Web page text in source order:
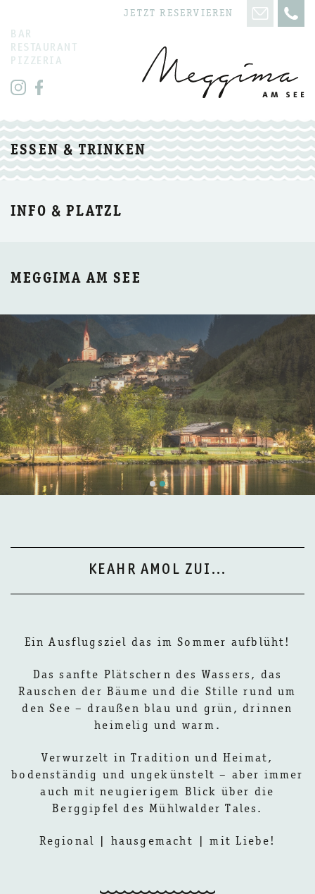
BAR
RESTAURANT
PIZZERIA
JETZT RESERVIEREN
ESSEN & TRINKEN
INFO & PLATZL
MEGGIMA AM SEE
KEAHR AMOL ZUI...
Ein Ausflugsziel das im Sommer aufblüht!
Das sanfte Plätschern des Wassers, das
Rauschen der Bäume und die Stille rund um
den See – draußen blau und grün, drinnen
heimelig und warm.
Verwurzelt in Tradition und Heimat,
bodenständig und ungekünstelt – aber immer
auch mit neugierigem Blick über die
Berggipfel des Mühlwalder Tales.
Regional | hausgemacht | mit Liebe!